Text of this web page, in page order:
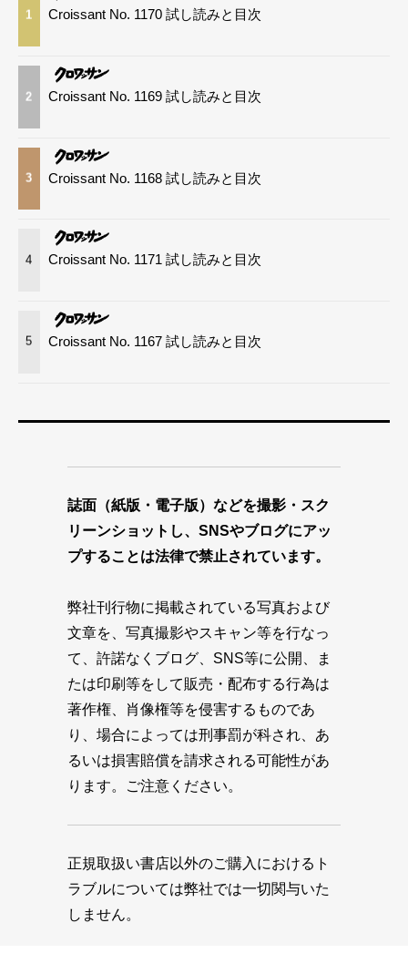
1 Croissant No. 1170 試し読みと目次
2 Croissant No. 1169 試し読みと目次
3 Croissant No. 1168 試し読みと目次
4 Croissant No. 1171 試し読みと目次
5 Croissant No. 1167 試し読みと目次
誌面（紙版・電子版）などを撮影・スク
リーンショットし、SNSやブログにアッ
プすることは法律で禁止されています。
弊社刊行物に掲載されている写真および
文章を、写真撮影やスキャン等を行なっ
て、許諾なくブログ、SNS等に公開、ま
たは印刷等をして販売・配布する行為は
著作権、肖像権等を侵害するものであ
り、場合によっては刑事罰が科され、あ
るいは損害賠償を請求される可能性があ
ります。ご注意ください。
正規取扱い書店以外のご購入におけるト
ラブルについては弊社では一切関与いた
しません。